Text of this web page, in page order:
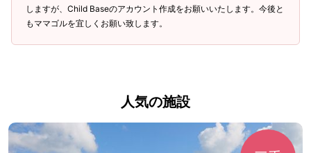
しますが、Child Baseのアカウント作成をお願いいたします。今後と
もママゴルを宜しくお願い致します。
人気の施設